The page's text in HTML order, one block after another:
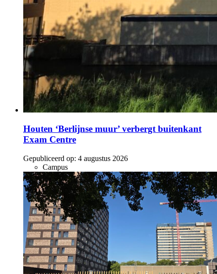
Houten ‘Berlijnse muur’ verbergt buitenkant
Exam Centre
Gepubliceerd op: 4 augustus 2026
Campus